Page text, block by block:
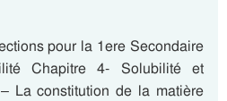
pour la 1ere Secondaire
Chapitre 4- Solubilité et
La constitution de la matière